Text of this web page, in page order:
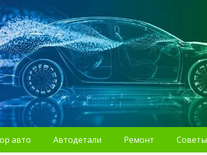
авто Автодетали Ремонт Советы